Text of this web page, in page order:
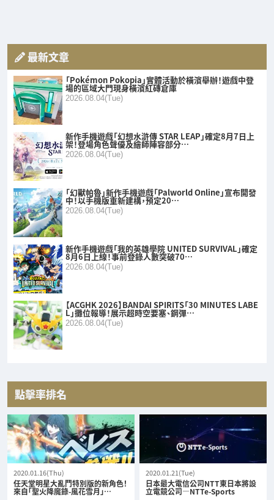
最新文章
「Pokémon Pokopia」實體活動於橫濱舉辦！遊戲中登
場的區域大門現身橫濱紅磚倉庫
2026.08.04(Tue)
新作手機遊戲「幻想水滸傳 STAR LEAP」確定8月7日上
架！登場角色聲優及繪師陣容部分…
2026.08.04(Tue)
「幻獸帕魯」新作手機遊戲「Palworld Online」宣布開發
中！以手機版重新建構，預定20…
2026.08.04(Tue)
新作手機遊戲「我的英雄學院 UNITED SURVIVAL」確定
8月6日上線！事前登錄人數突破70…
2026.08.04(Tue)
【ACGHK 2026】BANDAI SPIRITS「30 MINUTES LABE
L」攤位報導！展示超時空要塞、鋼彈…
2026.08.04(Tue)
點擊率排名
2020.01.16(Thu)
任天堂明星大亂鬥特別版的新角色！
來自「聖火降魔錄-風花雪月」…
2020.01.21(Tue)
日本最大電信公司NTT東日本將設
立電競公司—NTTe-Sports